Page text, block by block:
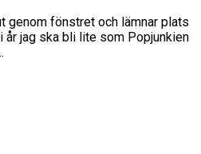
genom fönstret och lämnar plats
år jag ska bli lite som Popjunkien